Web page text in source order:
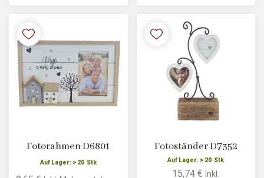
Fotorahmen D6801
Auf Lager: > 20 Stk
Fotoständer D7352
Auf Lager: > 20 Stk
15,74 €Inkl.